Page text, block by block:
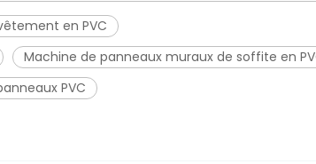
en PVC
Machine de panneaux muraux de soffite en
PVC